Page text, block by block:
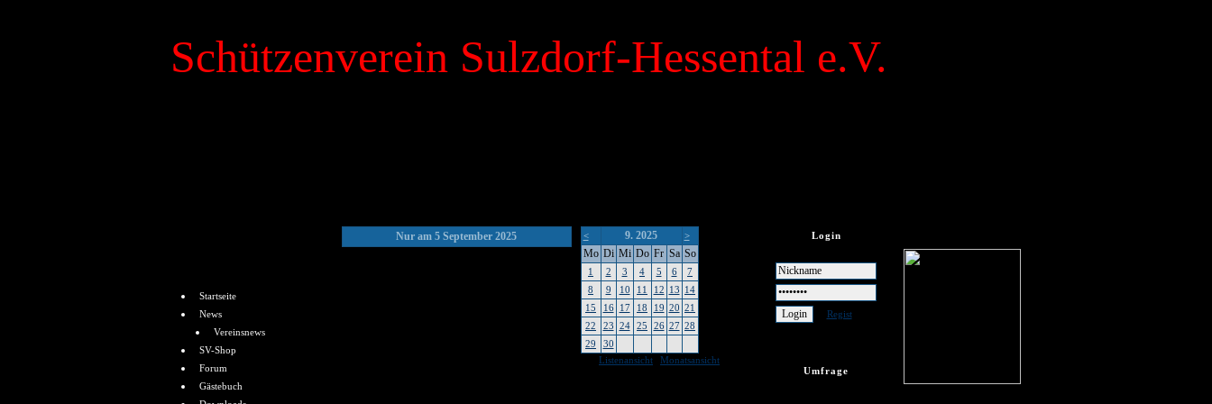
Schützenverein Sulzdorf-Hessental e.V.
Startseite
News
Vereinsnews
SV-Shop
Forum
Gästebuch
Nur am 5 September 2025 < 9. 2025 >
Mo Di Mi Do Fr Sa So
1 2 3 4 5 6
7
8
9 10 11 12 13 14
15
16 17 18 19 20 21
22
23 24 25 26 27 28
29
30
Listenansicht
Monatsansicht
Login
Regist
Umfrage